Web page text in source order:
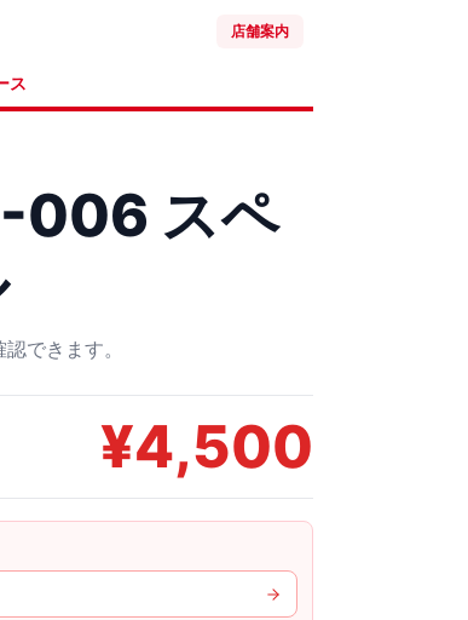
店舗案内
ス
006 スペ
できます。
¥4,500